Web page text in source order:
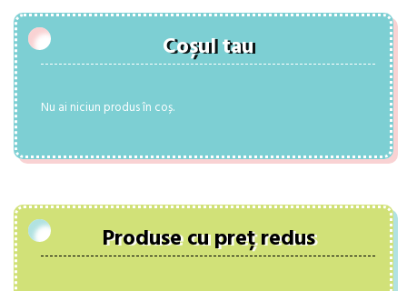
Coșul tau
Nu ai niciun produs în coș.
Produse cu preț redus